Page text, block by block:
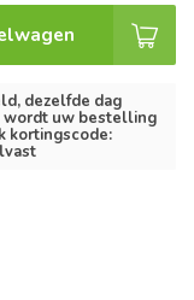
dezelfde dag
wordt uw bestelling
kortingscode: